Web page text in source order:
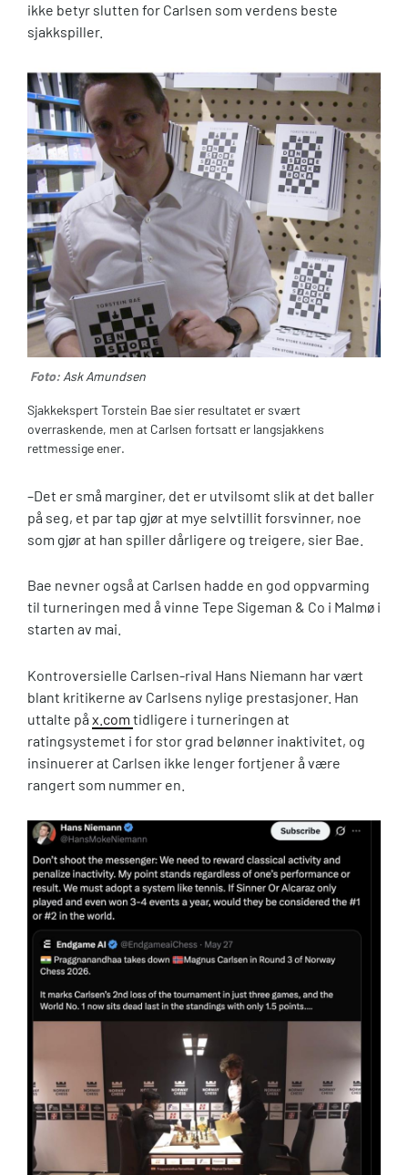
ikke betyr slutten for Carlsen som verdens beste
sjakkspiller.
Foto: Ask Amundsen
Sjakkekspert Torstein Bae sier resultatet er svært
overraskende, men at Carlsen fortsatt er langsjakkens
rettmessige ener.
–Det er små marginer, det er utvilsomt slik at det baller
på seg, et par tap gjør at mye selvtillit forsvinner, noe
som gjør at han spiller dårligere og treigere, sier Bae.
Bae nevner også at Carlsen hadde en god oppvarming
til turneringen med å vinne Tepe Sigeman & Co i Malmø i
starten av mai.
Kontroversielle Carlsen-rival Hans Niemann har vært
blant kritikerne av Carlsens nylige prestasjoner. Han
uttalte på x.com tidligere i turneringen at
ratingsystemet i for stor grad belønner inaktivitet, og
insinuerer at Carlsen ikke lenger fortjener å være
rangert som nummer en.